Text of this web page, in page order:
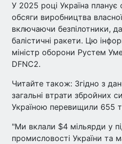
У 2025 році Україна планує
обсяги виробництва
включаючи безпілотники,
балістичні ракети. Цю
міністр оборони Рустем
DFNC2.
Читайте також: Згідно з
загальні втрати збройних
Україною перевищили 655
"Ми вклали $4 мільярди у
промисловості України та